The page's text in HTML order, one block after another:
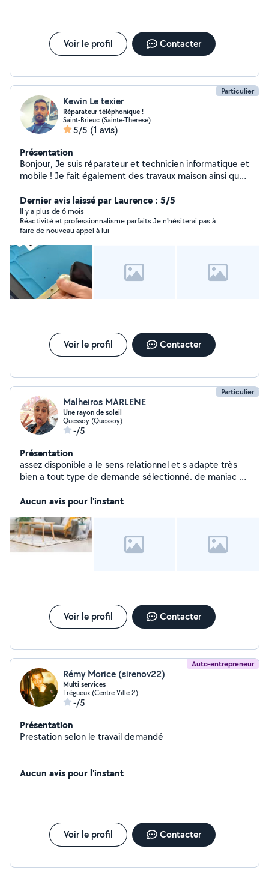
Voir le profil Contacter
Particulier
Kewin Le texier
Réparateur téléphonique !
Saint-Brieuc (Sainte-Therese)
5/5 (1 avis)
Présentation
Bonjour, Je suis réparateur et technicien informatique et
mobile ! Je fait également des travaux maison ainsi que
Dernier avis laissé par Laurence : 5/5
Il y a plus de 6 mois
Réactivité et professionnalisme parfaits Je n'hésiterai pas à
faire de nouveau appel à lui
Voir le profil Contacter
Particulier
Malheiros MARLENE
Une rayon de soleil
Quessoy (Quessoy)
-/5
Présentation
assez disponible a le sens relationnel et s adapte très
bien a tout type de demande sélectionné. de maniac a l
Aucun avis pour l'instant
Voir le profil Contacter
Auto-entrepreneur
Rémy Morice (sirenov22)
Multi services
Trégueux (Centre Ville 2)
-/5
Présentation
Prestation selon le travail demandé
Aucun avis pour l'instant
Voir le profil Contacter